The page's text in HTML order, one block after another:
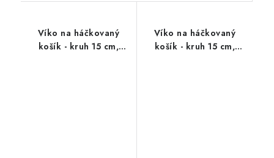
Víko na háčkovaný
košík - kruh 15 cm,
Víko na háčkovaný
košík - kruh 15 cm,